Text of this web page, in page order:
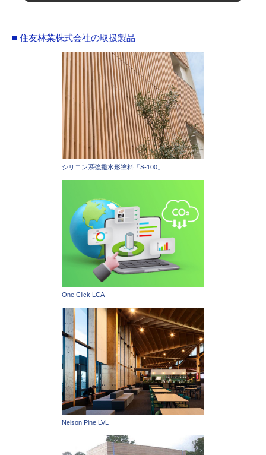
■ 住友林業株式会社の取扱製品
シリコン系強撥水形塗料「S-100」
One Click LCA
Nelson Pine LVL